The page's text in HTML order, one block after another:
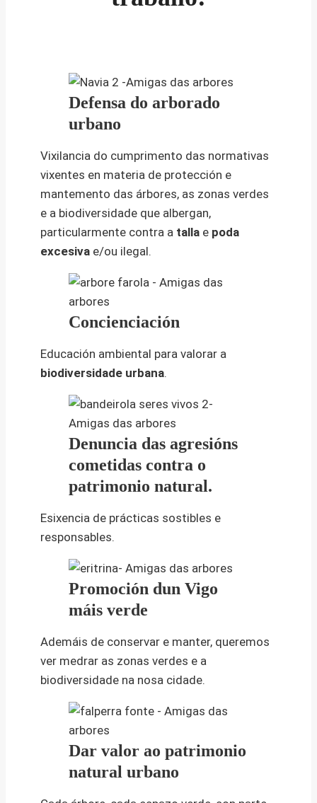
Defensa do arborado
urbano
Vixilancia do cumprimento das normativas
vixentes en materia de protección e
mantemento das árbores, as zonas verdes
e a biodiversidade que albergan,
particularmente contra a talla e poda
excesiva e/ou ilegal.
Concienciación
Educación ambiental para valorar a
biodiversidade urbana.
Denuncia das agresións
cometidas contra o
patrimonio natural.
Esixencia de prácticas sostibles e
responsables.
Promoción dun Vigo
máis verde
Ademáis de conservar e manter, queremos
ver medrar as zonas verdes e a
biodiversidade na nosa cidade.
Dar valor ao patrimonio
natural urbano